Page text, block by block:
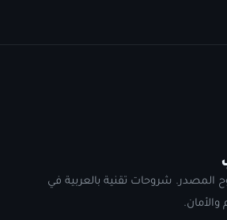
المصدر. شروحات تقنية بالعربية في
والأمان.